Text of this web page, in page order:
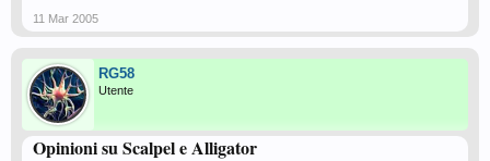
11 Mar 2005
RG58
Utente
Opinioni su Scalpel e Alligator